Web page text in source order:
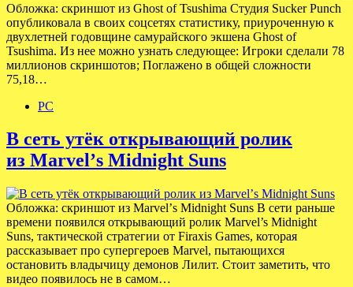
Обложка: скриншот из Ghost of Tsushima Студия Sucker Punch
опубликовала в своих соцсетях статистику, приуроченную к
двухлетней годовщине самурайского экшена Ghost of
Tsushima. Из нее можно узнать следующее: Игроки сделали 78
миллионов скриншотов; Поглажено в общей сложности
75,18…
PC
В сеть утёк открывающий ролик
из Marvelʼs Midnight Suns
Обложка: скриншот из Marvelʼs Midnight Suns В сети раньше
времени появился открывающий ролик Marvel’s Midnight
Suns, тактической стратегии от Firaxis Games, которая
рассказывает про супергероев Marvel, пытающихся
остановить владычицу демонов Лилит. Стоит заметить, что
видео появилось не в самом…